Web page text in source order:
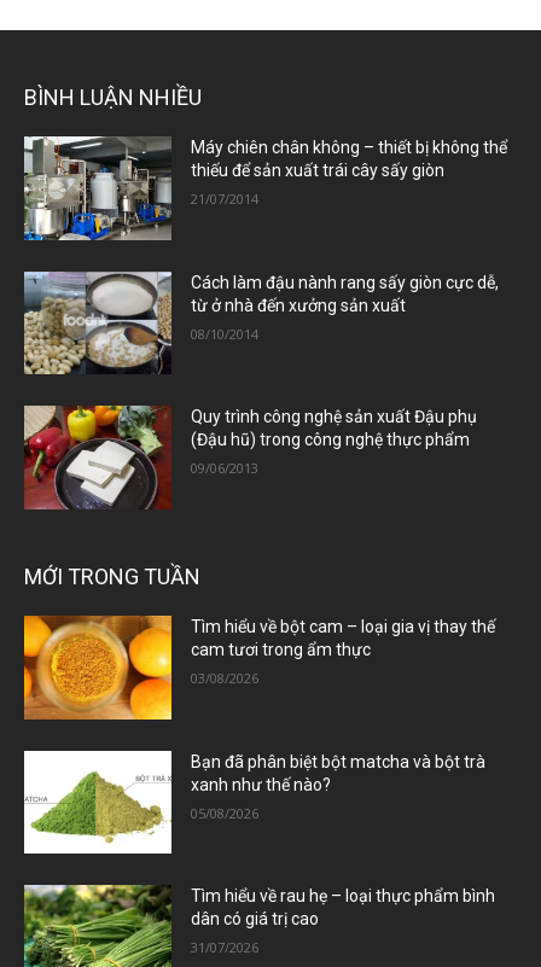
BÌNH LUẬN NHIỀU
Máy chiên chân không – thiết bị không thể
thiếu để sản xuất trái cây sấy giòn
21/07/2014
Cách làm đậu nành rang sấy giòn cực dễ,
từ ở nhà đến xưởng sản xuất
08/10/2014
Quy trình công nghệ sản xuất Đậu phụ
(Đậu hũ) trong công nghệ thực phẩm
09/06/2013
MỚI TRONG TUẦN
Tìm hiểu về bột cam – loại gia vị thay thế
cam tươi trong ẩm thực
03/08/2026
Bạn đã phân biệt bột matcha và bột trà
xanh như thế nào?
05/08/2026
Tìm hiểu về rau hẹ – loại thực phẩm bình
dân có giá trị cao
31/07/2026